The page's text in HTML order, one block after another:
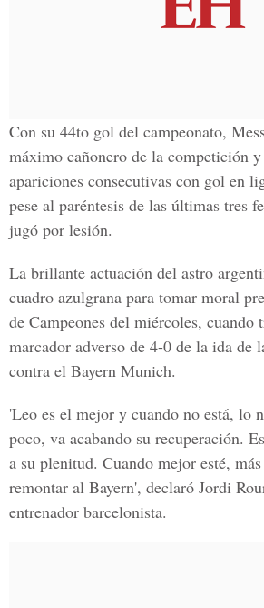
Con su 44to gol del campeonato,
máximo cañonero de la competición
apariciones consecutivas con gol en
pese al paréntesis de las últimas tres
jugó por lesión.
La brillante actuación del astro
cuadro azulgrana para tomar moral
de Campeones del miércoles, cuando
marcador adverso de 4-0 de la ida de
contra el Bayern Munich.
'Leo es el mejor y cuando no está, lo
poco, va acabando su recuperación.
a su plenitud. Cuando mejor esté,
remontar al Bayern', declaró Jordi
entrenador barcelonista.